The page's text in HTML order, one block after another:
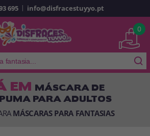
sou cliente
sua senha?
695 | info@disfracestuyyo.pt
0
EM MÁSCARA DE
PARA ADULTOS
MÁSCARAS PARA FANTASIAS